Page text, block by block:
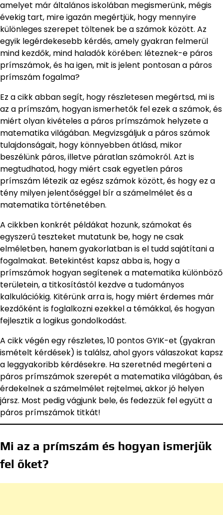
amelyet már általános iskolában megismerünk, mégis
évekig tart, mire igazán megértjük, hogy mennyire
különleges szerepet töltenek be a számok között. Az
egyik legérdekesebb kérdés, amely gyakran felmerül
mind kezdők, mind haladók körében: léteznek-e páros
prímszámok, és ha igen, mit is jelent pontosan a páros
prímszám fogalma?
Ez a cikk abban segít, hogy részletesen megértsd, mi is
az a prímszám, hogyan ismerhetők fel ezek a számok, és
miért olyan kivételes a páros prímszámok helyzete a
matematika világában. Megvizsgáljuk a páros számok
tulajdonságait, hogy könnyebben átlásd, mikor
beszélünk páros, illetve páratlan számokról. Azt is
megtudhatod, hogy miért csak egyetlen páros
prímszám létezik az egész számok között, és hogy ez a
tény milyen jelentőséggel bír a számelmélet és a
matematika történetében.
A cikkben konkrét példákat hozunk, számokat és
egyszerű teszteket mutatunk be, hogy ne csak
elméletben, hanem gyakorlatban is el tudd sajátítani a
fogalmakat. Betekintést kapsz abba is, hogy a
prímszámok hogyan segítenek a matematika különböző
területein, a titkosítástól kezdve a tudományos
kalkulációkig. Kitérünk arra is, hogy miért érdemes már
kezdőként is foglalkozni ezekkel a témákkal, és hogyan
fejlesztik a logikus gondolkodást.
A cikk végén egy részletes, 10 pontos GYIK-et (gyakran
ismételt kérdések) is találsz, ahol gyors válaszokat kapsz
a leggyakoribb kérdésekre. Ha szeretnéd megérteni a
páros prímszámok szerepét a matematika világában, és
érdekelnek a számelmélet rejtelmei, akkor jó helyen
jársz. Most pedig vágjunk bele, és fedezzük fel együtt a
páros prímszámok titkát!
Mi az a prímszám és hogyan ismerjük
fel őket?